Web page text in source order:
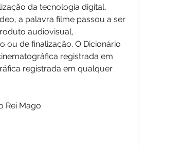
da tecnologia digital,
a palavra filme passou a ser
audiovisual,
ou de finalização. O Dicionário
registrada em
registrada em qualquer
Rei Mago